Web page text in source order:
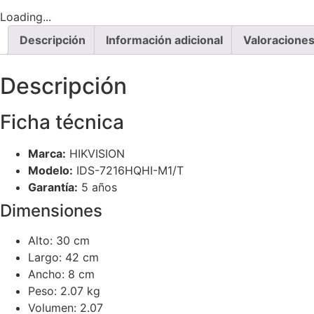
Loading...
Descripción
Información adicional
Descripción
Ficha técnica
Marca: HIKVISION
Modelo: IDS-7216HQHI-M1/T
Garantía: 5 años
Dimensiones
Alto: 30 cm
Largo: 42 cm
Ancho: 8 cm
Peso: 2.07 kg
Volumen: 2.07